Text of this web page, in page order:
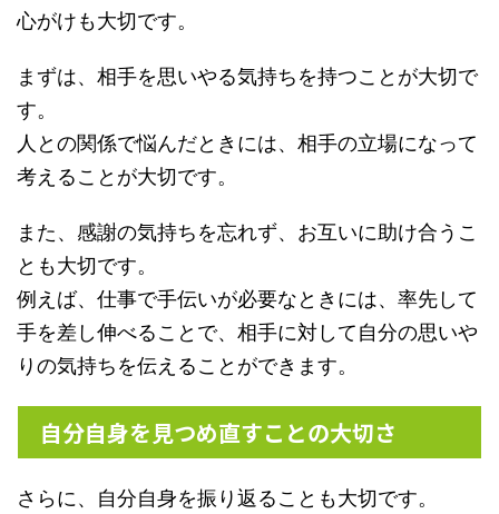
心がけも大切です。
まずは、相手を思いやる気持ちを持つことが大切で
す。
人との関係で悩んだときには、相手の立場になって
考えることが大切です。
また、感謝の気持ちを忘れず、お互いに助け合うこ
とも大切です。
例えば、仕事で手伝いが必要なときには、率先して
手を差し伸べることで、相手に対して自分の思いや
りの気持ちを伝えることができます。
自分自身を見つめ直すことの大切さ
さらに、自分自身を振り返ることも大切です。